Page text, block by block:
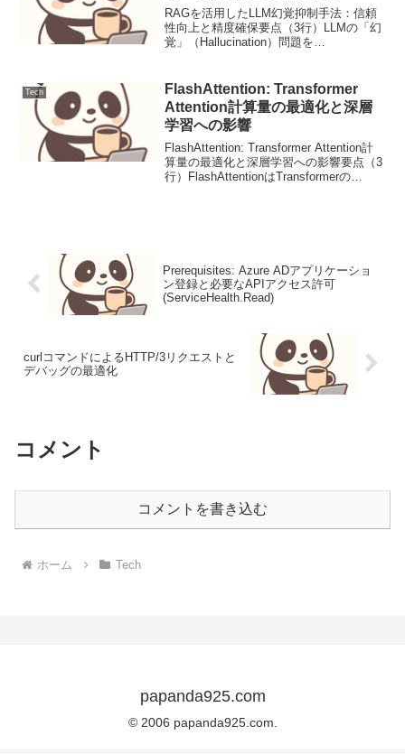
RAGを活用したLLM幻覚抑制手法：信頼
性向上と精度確保要点（3行）LLMの「幻
覚」（Hallucination）問題を
外部データベ...
Tech
FlashAttention: Transformer
Attention計算量の最適化と深層
学習への影響
FlashAttention: Transformer Attention計
算量の最適化と深層学習への影響要点（3
行）FlashAttentionはTransformerの
Prerequisites: Azure ADアプリケーショ
ン登録と必要なAPIアクセス許可
(ServiceHealth.Read)
curlコマンドによるHTTP/3リクエストと
デバッグの最適化
コメント
コメントを書き込む
ホーム Tech
papanda925.com
© 2006 papanda925.com.